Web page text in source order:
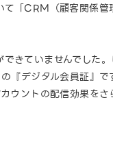
て「CRM（顧客関係
きていませんでした
『デジタル会員証』
ウントの配信効果をさ